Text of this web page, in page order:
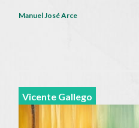
Manuel José Arce
Vicente Gallego